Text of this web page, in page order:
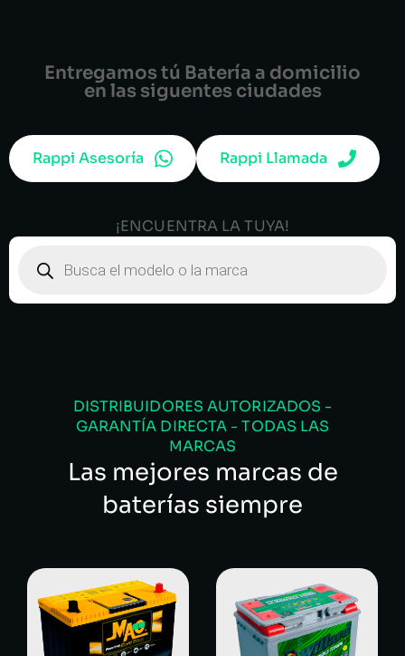
Entregamos tú Batería a domicilio
en las siguentes ciudades
Rappi Asesoría Rappi Llamada
¡ENCUENTRA LA TUYA!
DISTRIBUIDORES AUTORIZADOS -
GARANTÍA DIRECTA - TODAS LAS
MARCAS
Las mejores marcas de
baterías siempre